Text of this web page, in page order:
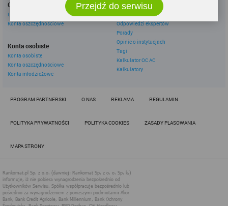
Oszczędzanie
Lokaty
Konta oszczędnościowe
Konta osobiste
Konta osobiste
Konta oszczędnościowe
Konta młodzieżowe
eBroker Ekstra
Odpowiedzi ekspertów
Porady
Opinie o instytucjach
Tagi
Kalkulator OC AC
Kalkulatory
PROGRAM PARTNERSKI O NAS REKLAMA REGULAMIN
POLITYKA PRYWATNOŚCI POLITYKA COOKIES ZASADY PLASOWANIA
MAPA STRONY
Zakres wykorzystywania plików cookies możliwy jest do
określenia w ustawieniach przeglądarki każdego użytkownika. Bez
wprowadzenia zmian ustawień, informacje w plikach cookies mogą
być zapisywane w pamięci Twojego urządzenia.
Administratorem danych pozyskiwanych w technologii cookies jest
spółka Rankomat.pl Sp. z o.o. (dawniej: Rankomat Sp. z o. o. Sp.
k.) z siedzibą w Warszawie, ul. Wolska 88, 01 - 141 Warszawa.
Możesz jako użytkownik w każdym czasie skontaktować się z
administratorem pod adresem bok@ebroker.pl, jak również wyrazić
obowiązującym prawem (zgodnie z tzw. RODO) w ramach tzw.
dostosowanie usług, świadczonych w ramach serwisu do potrzeb
Polityka Cookies serwisów
internetowych spółki Rankomat.pl Sp. z
o.o. (dawniej: Rankomat Sp. z o. o. Sp.
Przejdź do serwisu